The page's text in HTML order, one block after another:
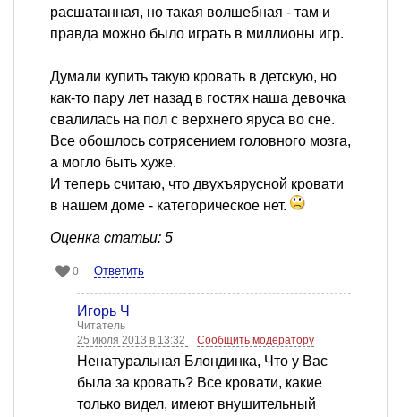
расшатанная, но такая волшебная - там и
правда можно было играть в миллионы игр.
Думали купить такую кровать в детскую, но
как-то пару лет назад в гостях наша девочка
свалилась на пол с верхнего яруса во сне.
Все обошлось сотрясением головного мозга,
а могло быть хуже.
И теперь считаю, что двухъярусной кровати
в нашем доме - категорическое нет.
Оценка статьи: 5
0 Ответить
Игорь Ч
Читатель
25 июля 2013 в 13:32
Сообщить модератору
Ненатуральная Блондинка, Что у Вас
была за кровать? Все кровати, какие
только видел, имеют внушительный